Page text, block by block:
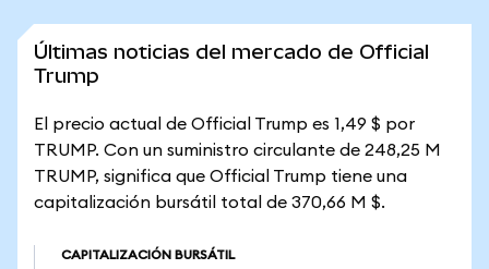
Últimas noticias del mercado de Official
Trump
El precio actual de Official Trump es 1,49 $ por
TRUMP. Con un suministro circulante de 248,25 M
TRUMP, significa que Official Trump tiene una
capitalización bursátil total de 370,66 M $.
CAPITALIZACIÓN BURSÁTIL